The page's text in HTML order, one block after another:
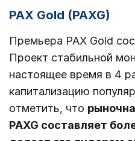
PAX Gold (PAXG)
Премьера PAX Gold
Проект стабильной
настоящее время в 4
капитализацию
отметить, что
PAXG составляет